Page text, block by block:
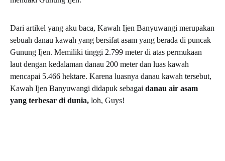
Dari artikel yang aku baca, Kawah Ijen Banyuwangi merupakan
sebuah danau kawah yang bersifat asam yang berada di puncak
Gunung Ijen. Memiliki tinggi 2.799 meter di atas permukaan
laut dengan kedalaman danau 200 meter dan luas kawah
mencapai 5.466 hektare. Karena luasnya danau kawah tersebut,
Kawah Ijen Banyuwangi didapuk sebagai danau air asam
yang terbesar di dunia, loh, Guys!